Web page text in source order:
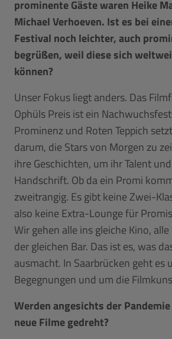
prominente Gäste waren Heike
Michael Verhoeven. Ist es bei
Festival noch leichter, auch
begrüßen, weil diese sich
können?
Unser Fokus liegt anders. Das
Ophüls Preis ist ein
Prominenz und Roten Teppich
darum, die Stars von Morgen zu
ihre Geschichten, um ihr Talent
Handschrift. Ob da ein Promi
zweitrangig. Es gibt keine Zwei-
also keine Extra-Lounge für
Wir gehen alle ins gleiche Kino,
der gleichen Bar. Das ist es, was
ausmacht. In Saarbrücken geht es
Begegnungen und um die
Werden angesichts der
neue Filme gedreht?